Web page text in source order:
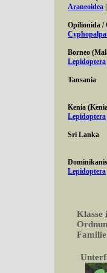
Araneoidea
Opilionida /
Borneo
Lepidoptera
Tansania
Kenia
Lepidoptera
Sri Lanka
Lepidoptera
Klasse
Familie